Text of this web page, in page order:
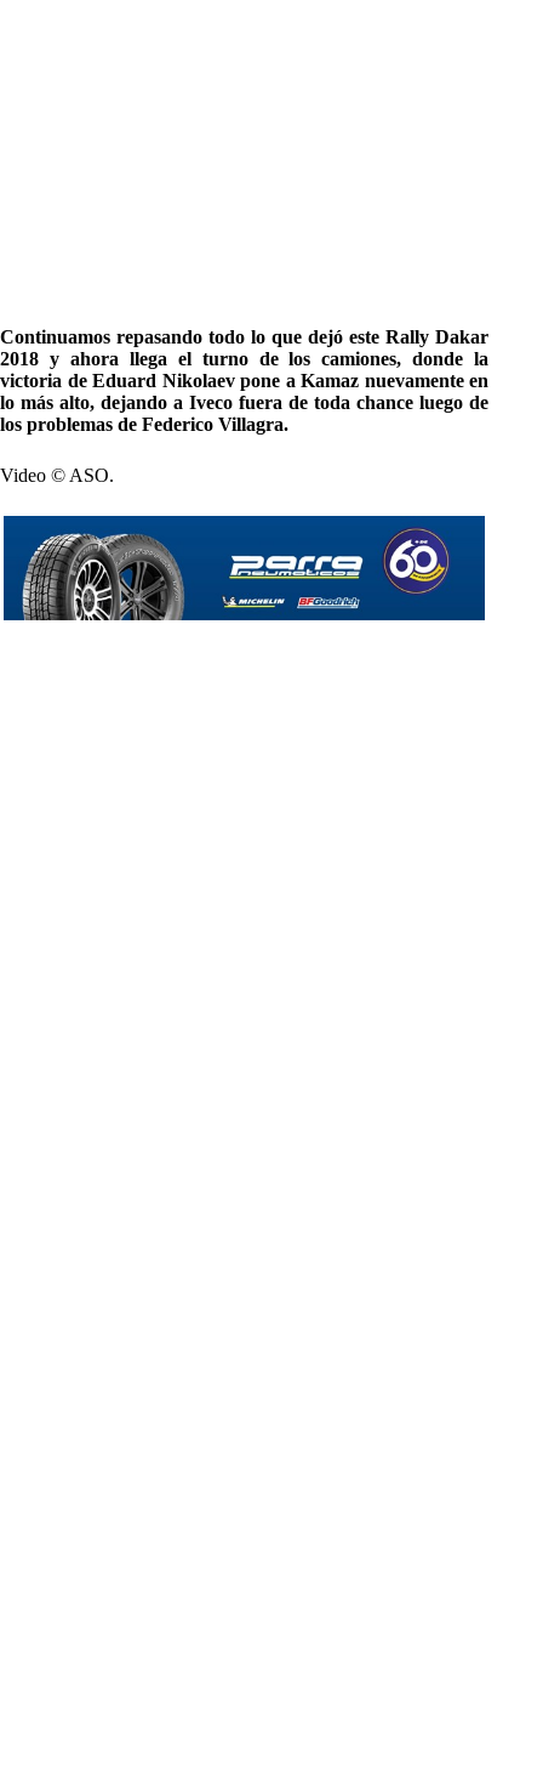
Continuamos repasando todo lo que dejó este Rally Dakar
2018 y ahora llega el turno de los camiones, donde la
victoria de Eduard Nikolaev pone a Kamaz nuevamente en
lo más alto, dejando a Iveco fuera de toda chance luego de
los problemas de Federico Villagra.
Video © ASO.